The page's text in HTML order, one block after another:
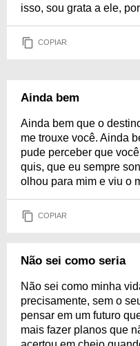
isso, sou grata a ele,
COPIAR
Ainda bem
Ainda bem que o
me trouxe você. Ainda
pude perceber que
quis, que eu sempre
olhou para mim e viu o
COPIAR
Não sei como seria
Não sei como minha
precisamente, sem o
pensar em um futuro
mais fazer planos que